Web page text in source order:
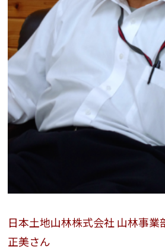
日本土地山林株式会社 山林事業
正美さん